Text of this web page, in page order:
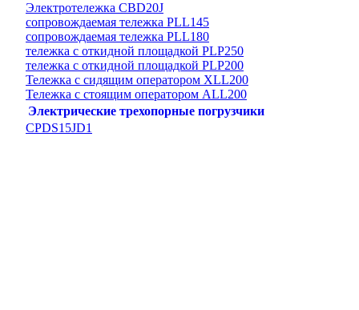
Электротележка CBD20J
сопровождаемая тележка PLL145
сопровождаемая тележка PLL180
тележка с откидной площадкой PLP250
тележка с откидной площадкой PLP200
Тележка с сидящим оператором XLL200
Тележка с стоящим оператором ALL200
Электрические трехопорные погрузчики
CPDS15JD1